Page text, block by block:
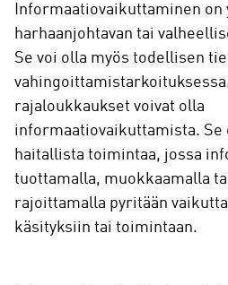
Informaatiovaikuttaminen on
harhaanjohtavan tai
Se voi olla myös todellisen
rajaloukkaukset voivat olla
informaatiovaikuttamista. Se
haitallista toimintaa, jossa
tuottamalla, muokkaamalla
rajoittamalla pyritään
käsityksiin tai toimintaan.